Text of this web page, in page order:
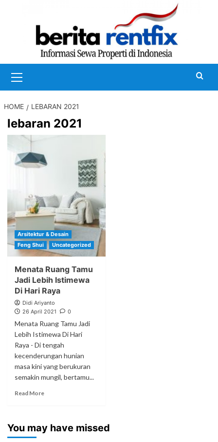
Menu
HOME LEBARAN 2021
lebaran 2021
Arsitektur & Desain
Feng Shui
Uncategorized
Menata Ruang Tamu
Jadi Lebih Istimewa
Di Hari Raya
Didi Ariyanto
26 April 2021
0
Menata Ruang Tamu Jadi
Lebih Istimewa Di Hari
Raya - Di tengah
kecenderungan hunian
masa kini yang berukuran
semakin mungil, bertamu...
Read More
You may have missed